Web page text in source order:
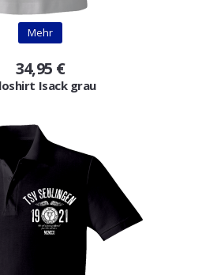
Mehr
34,95 €
Isack grau